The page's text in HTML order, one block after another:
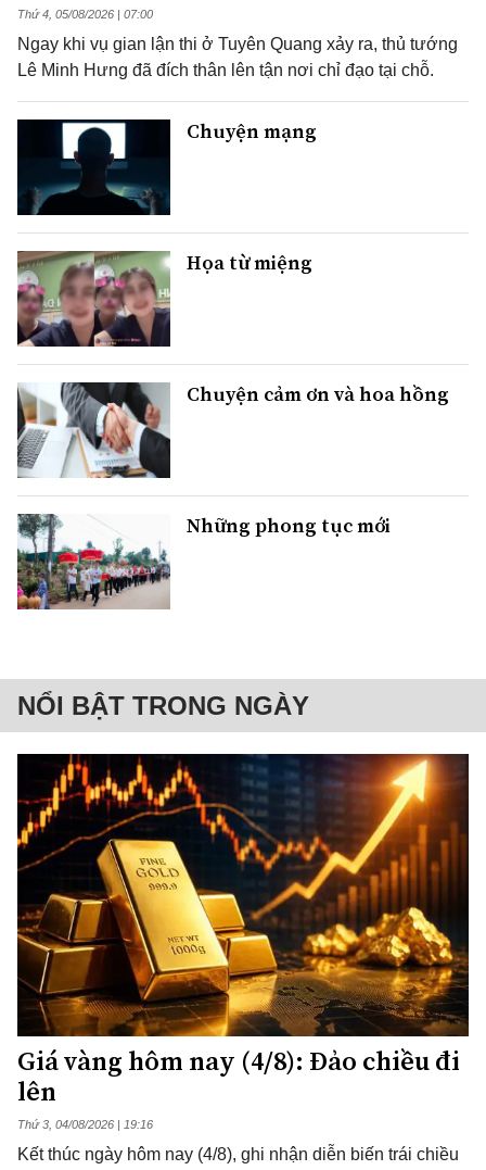
Thứ 4, 05/08/2026 | 07:00
Ngay khi vụ gian lận thi ở Tuyên Quang xảy ra, thủ tướng
Lê Minh Hưng đã đích thân lên tận nơi chỉ đạo tại chỗ.
Chuyện mạng
Họa từ miệng
Chuyện cảm ơn và hoa hồng
Những phong tục mới
NỔI BẬT TRONG NGÀY
Giá vàng hôm nay (4/8): Đảo chiều đi
lên
Thứ 3, 04/08/2026 | 19:16
Kết thúc ngày hôm nay (4/8), ghi nhận diễn biến trái chiều